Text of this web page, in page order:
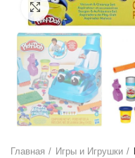
Нажмите, чтобы
Главная Игры и Игрушки